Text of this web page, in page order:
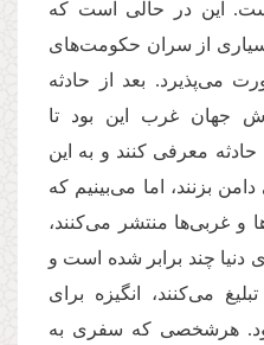
این در حالی است که
از سران حکومت‌های
می‌پذیرد. بعد از حادثه
جهان غرب این بود تا
معرفی کنند و به این
بزنند، اما می‌بینیم که
و غربی‌ها منتشر می‌کنند،
دنیا چند برابر شده است و
می‌کنند، انگیزه برای
هرشخصی که سفری به